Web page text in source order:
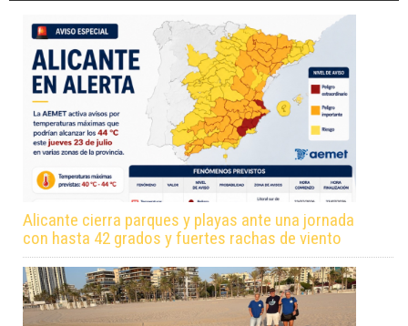
Alicante cierra parques y playas ante una jornada
con hasta 42 grados y fuertes rachas de viento